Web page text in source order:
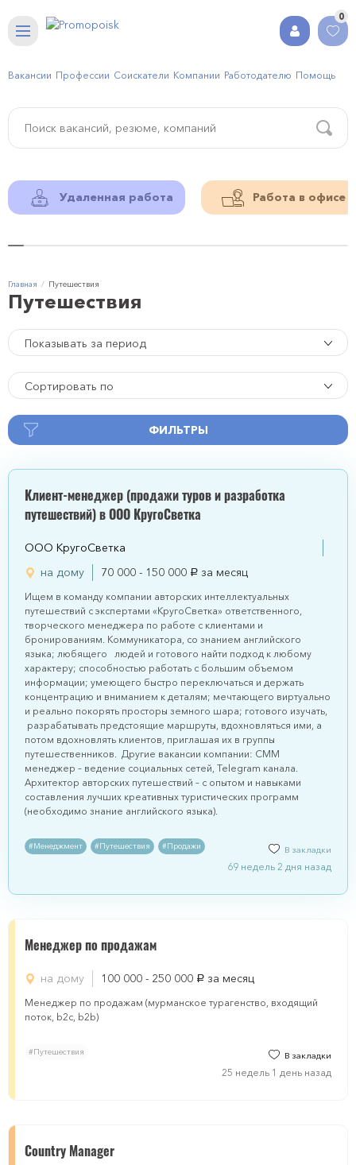
0
Вакансии Профессии Соискатели Компании Работодателю Помощь
Удаленная работа Работа в офисе
Главная Путешествия
Путешествия
Показывать за период
Сортировать по
ФИЛЬТРЫ
Клиент-менеджер (продажи туров и разработка
путешествий) в ООО КругоСветка
ООО КругоСветка
на дому
70 000 - 150 000 руб. за месяц
Ищем в команду компании авторских интеллектуальных
путешествий с экспертами «КругоСветка» ответственного,
творческого менеджера по работе с клиентами и
бронированиям. Коммуникатора, со знанием английского
языка; любящего людей и готового найти подход к любому
характеру; способностью работать с большим объемом
информации; умеющего быстро переключаться и держать
концентрацию и вниманием к деталям; мечтающего виртуально
и реально покорять просторы земного шара; готового изучать,
разрабатывать предстоящие маршруты, вдохновляться ими, а
потом вдохновлять клиентов, приглашая их в группы
путешественников. Другие вакансии компании: СММ
менеджер – ведение социальных сетей, Telegram канала.
Архитектор авторских путешествий – с опытом и навыками
составления лучших креативных туристических программ
(необходимо знание английского языка).
#Менеджмент #Путешествия #Продажи В закладки
69 недель 2 дня назад
Менеджер по продажам
на дому 100 000 - 250 000 руб. за месяц
Менеджер по продажам (мурманское турагенство, входящий
поток, b2c, b2b)
#Путешествия В закладки
25 недель 1 день назад
Country Manager